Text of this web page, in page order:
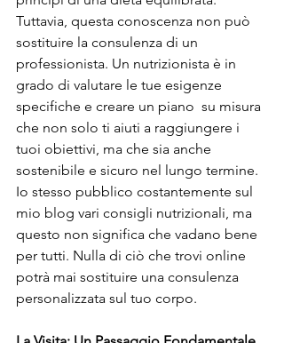
Tuttavia, questa conoscenza non può
sostituire la consulenza di un
professionista. Un nutrizionista è in
grado di valutare le tue esigenze
specifiche e creare un piano  su misura
che non solo ti aiuti a raggiungere i
tuoi obiettivi, ma che sia anche
sostenibile e sicuro nel lungo termine.
Io stesso pubblico costantemente sul
mio blog vari consigli nutrizionali, ma
questo non significa che vadano bene
per tutti. Nulla di ciò che trovi online
potrà mai sostituire una consulenza
personalizzata sul tuo corpo.